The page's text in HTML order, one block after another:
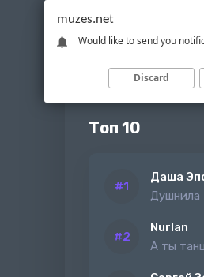
Топ 10
Даша
Душнила
Nurlan
А ты
muzes.net
Would like to send you
Discard